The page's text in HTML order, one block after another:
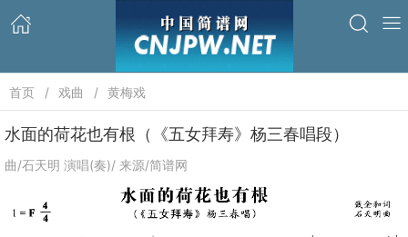
首页 戏曲 黄梅戏
水面的荷花也有根（《五女拜寿》杨三春唱段）
曲/石天明 演唱(奏)/ 来源/简谱网